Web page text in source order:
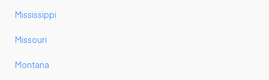
Mississippi
Missouri
Montana